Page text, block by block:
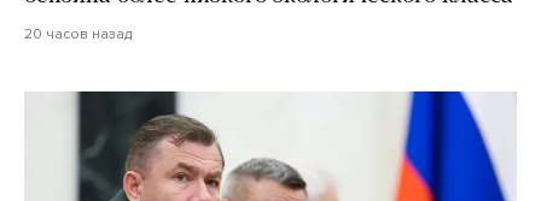
20 часов назад